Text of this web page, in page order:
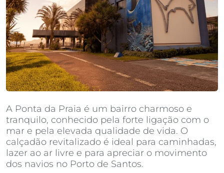
A Ponta da Praia é um bairro charmoso e
tranquilo, conhecido pela forte ligação com o
mar e pela elevada qualidade de vida. O
calçadão revitalizado é ideal para caminhadas,
lazer ao ar livre e para apreciar o movimento
dos navios no Porto de Santos.